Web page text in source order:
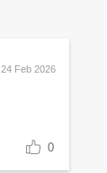
24 Feb 2026
0